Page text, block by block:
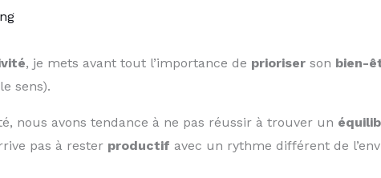
, je mets avant tout l’importance de prioriserson bien-
sens).
nous avons tendance à ne pas réussir à trouver un
pas à rester productif avec un rythme différent de